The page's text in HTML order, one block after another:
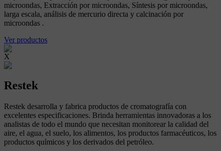
microondas, Extracción por microondas, Síntesis por microondas,
larga escala, análisis de mercurio directa y calcinación por
microondas .
Ver productos
X
Restek
Restek desarrolla y fabrica productos de cromatografía con
excelentes especificaciones. Brinda herramientas innovadoras a los
analistas de todo el mundo que necesitan monitorear la calidad del
aire, el agua, el suelo, los alimentos, los productos farmacéuticos, los
productos químicos y los derivados del petróleo.